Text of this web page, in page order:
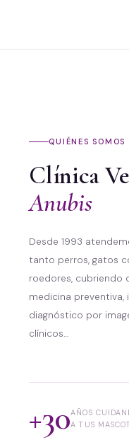
QUIÉNES SOMOS
Clínica
Anubis
Desde 1993
tanto perros, gatos
roedores, cubriendo
medicina preventiva,
diagnóstico por
clínicos…
+30AÑOS
A TUS